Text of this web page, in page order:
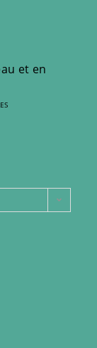
et en